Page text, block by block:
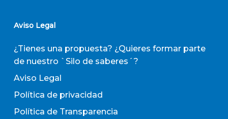
Aviso Legal
¿Tienes una propuesta? ¿Quieres formar parte
de nuestro `Silo de saberes´?
Aviso Legal
Política de privacidad
Política de Transparencia